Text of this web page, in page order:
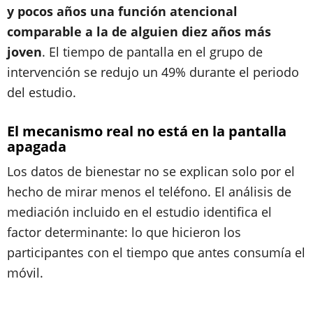
y pocos años una función atencional
comparable a la de alguien diez años más
joven. El tiempo de pantalla en el grupo de
intervención se redujo un 49% durante el periodo
del estudio.
El mecanismo real no está en la pantalla
apagada
Los datos de bienestar no se explican solo por el
hecho de mirar menos el teléfono. El análisis de
mediación incluido en el estudio identifica el
factor determinante: lo que hicieron los
participantes con el tiempo que antes consumía el
móvil.